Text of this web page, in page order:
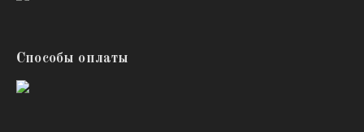
Способы оплаты